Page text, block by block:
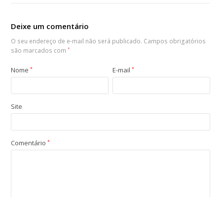
Deixe um comentário
O seu endereço de e-mail não será publicado. Campos obrigatórios
são marcados com*
Nome* E-mail*
Site
Comentário*